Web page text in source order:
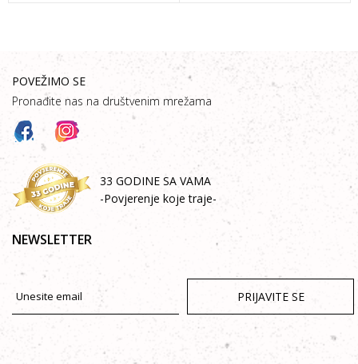
POVEŽIMO SE
Pronađite nas na društvenim mrežama
33 GODINE SA VAMA
-Povjerenje koje traje-
NEWSLETTER
PRIJAVITE SE